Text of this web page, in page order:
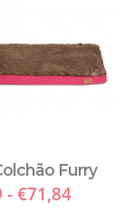
Furry
- €71,84